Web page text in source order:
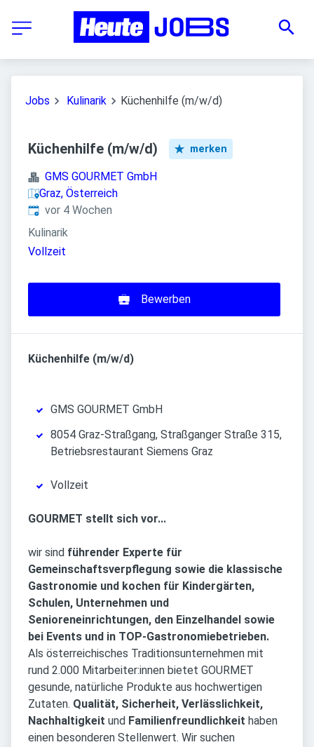
Jobs Kulinarik Küchenhilfe (m/w/d)
Küchenhilfe (m/w/d) merken
GMS GOURMET GmbH
Graz, Österreich
Veröffentlicht:
vor 4 Wochen
Kulinarik
Vollzeit
Bewerben
Küchenhilfe (m/w/d)
GMS GOURMET GmbH
8054 Graz-Straßgang, Straßganger Straße 315,
Betriebsrestaurant Siemens Graz
Vollzeit
GOURMET stellt sich vor...
wir sind führender Experte für
Gemeinschaftsverpflegung sowie die klassische
Gastronomie und kochen für Kindergärten,
Schulen, Unternehmen und
Senioreneinrichtungen, den Einzelhandel sowie
bei Events und in TOP-Gastronomiebetrieben.
Als österreichisches Traditionsunternehmen mit
rund 2.000 Mitarbeiter:innen bietet GOURMET
gesunde, natürliche Produkte aus hochwertigen
Zutaten. Qualität, Sicherheit, Verlässlichkeit,
Nachhaltigkeit und Familienfreundlichkeit haben
einen besonderen Stellenwert. Wir suchen